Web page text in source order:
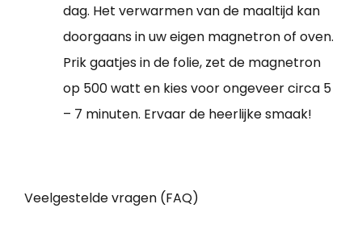
dag. Het verwarmen van de maaltijd kan
doorgaans in uw eigen magnetron of oven.
Prik gaatjes in de folie, zet de magnetron
op 500 watt en kies voor ongeveer circa 5
– 7 minuten. Ervaar de heerlijke smaak!
Veelgestelde vragen (FAQ)